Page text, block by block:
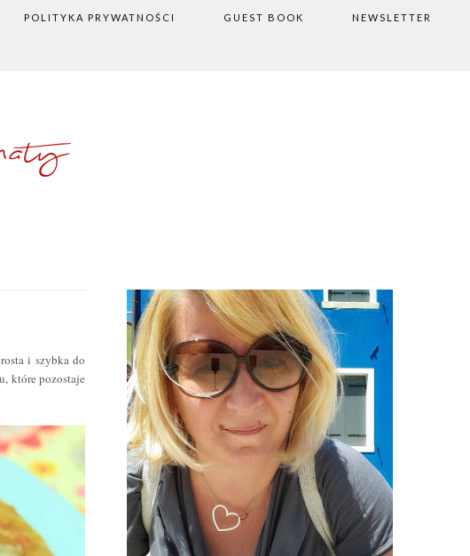
POLITYKA PRYWATNOŚCI GUEST BOOK NEWSLETTER
i szybka do
które pozostaje